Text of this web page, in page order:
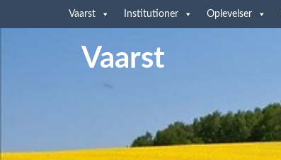
Vaarst Institutioner Oplevelser
Vaarst